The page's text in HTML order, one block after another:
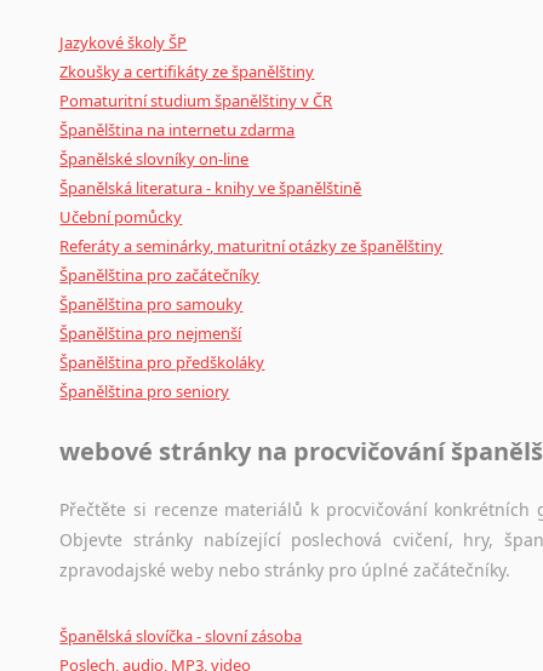
poradny a pravidla
Jazykové školy ŠP
Zkoušky a certifikáty ze španělštiny
Pomaturitní studium španělštiny v ČR
Španělština na internetu zdarma
Španělské slovníky on-line
Španělská literatura - knihy ve španělštině
Učební pomůcky
Referáty a seminárky, maturitní otázky ze španělštiny
Španělština pro začátečníky
Španělština pro samouky
Španělština pro nejmenší
Španělština pro předškoláky
Španělština pro seniory
webové stránky na procvičování
Přečtěte si recenze materiálů k procvičování
Objevte stránky nabízející poslechová cvičení, hry,
zpravodajské weby nebo stránky pro úplné začátečníky.
Španělská slovíčka - slovní zásoba
Poslech, audio, MP3, video